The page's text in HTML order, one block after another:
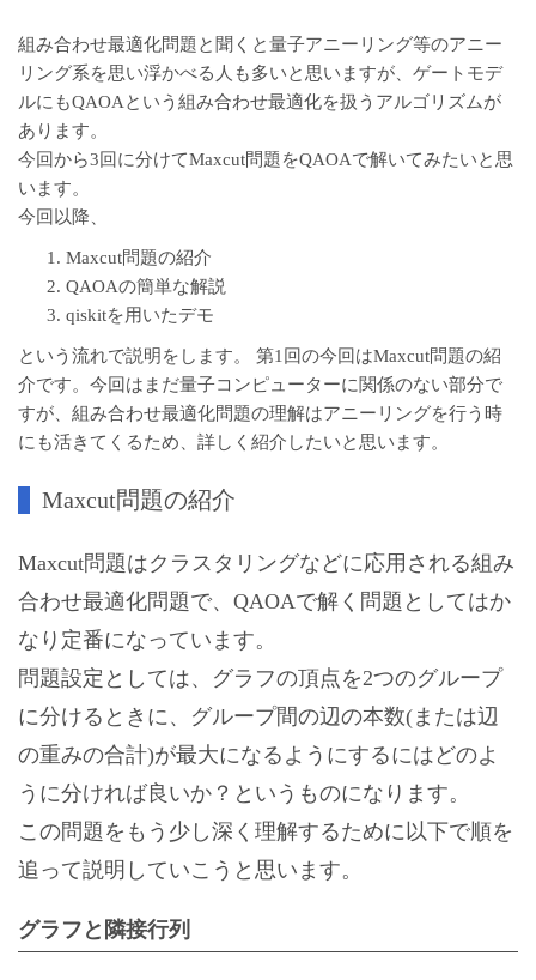
組み合わせ最適化問題と聞くと量子アニーリング等のアニー
リング系を思い浮かべる人も多いと思いますが、ゲートモデ
ルにもQAOAという組み合わせ最適化を扱うアルゴリズムが
あります。
今回から3回に分けてMaxcut問題をQAOAで解いてみたいと思
います。
今回以降、
Maxcut問題の紹介
QAOAの簡単な解説
qiskitを用いたデモ
という流れで説明をします。 第1回の今回はMaxcut問題の紹
介です。今回はまだ量子コンピューターに関係のない部分で
すが、組み合わせ最適化問題の理解はアニーリングを行う時
にも活きてくるため、詳しく紹介したいと思います。
Maxcut問題の紹介
Maxcut問題はクラスタリングなどに応用される組み
合わせ最適化問題で、QAOAで解く問題としてはか
なり定番になっています。
問題設定としては、グラフの頂点を2つのグループ
に分けるときに、グループ間の辺の本数(または辺
の重みの合計)が最大になるようにするにはどのよ
うに分ければ良いか？というものになります。
この問題をもう少し深く理解するために以下で順を
追って説明していこうと思います。
グラフと隣接行列